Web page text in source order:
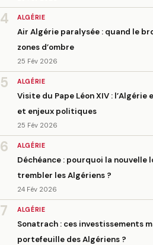
4 ALGÉRIE
Air Algérie paralysée : quand le
zones d’ombre
25 Fév 2026
5 ALGÉRIE
Visite du Pape Léon XIV :
et enjeux politiques
25 Fév 2026
6 ALGÉRIE
Déchéance : pourquoi la
trembler les Algériens ?
24 Fév 2026
7 ALGÉRIE
Sonatrach : ces investissements
portefeuille des Algériens ?